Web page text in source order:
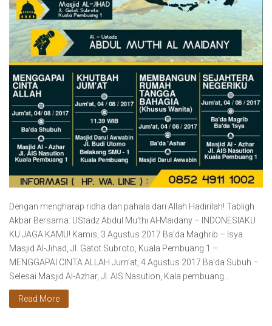
Dengan mengharap ridha dan pahala dari Allah Hadirilah! Tabligh
Akbar Bersama: UStadz Abdul Mu’thi Al-Maidany – INDONESIAKU
KU JAGA KAMU! Kamis, 3 Agustus 2017 Ba’da Maghrib – Isya
Masjid Al-Jihad, Jl. Gatot Subroto, Kuala Pembuang 1 –
MENGGAPAI CINTA ALLAH Jum’at, 4 Agustus 2017 Ba’da Subuh –
Selesai Masjid Al-Azhar, Jl. AIS Nasution, Kala pembuang…
Read More